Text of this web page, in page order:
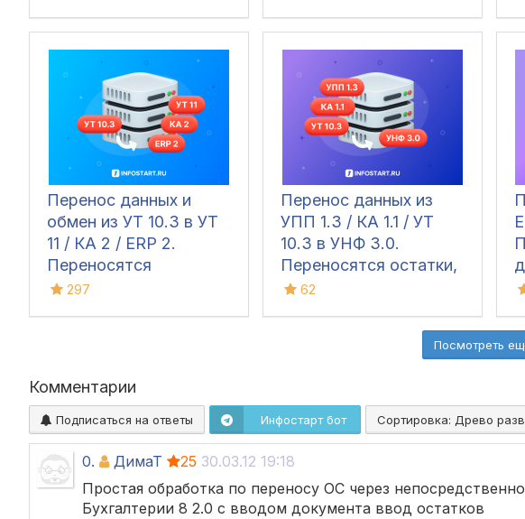
Перенос данных и
обмен из УТ 10.3 в УТ
11 / КА 2 / ERP 2.
Переносятся
документы,
297
Перенос данных из
УПП 1.3 / КА 1.1 / УТ
10.3 в УНФ 3.0.
Переносятся остатки,
документы и
62
Посмотреть
Комментарии
Подписаться на ответы Инфостарт бот Сортировка: Древо
0. ДимаТ 25 30.03.12 19:18
Простая обработка по переносу ОС через
Бухгалтерии 8 2.0 с вводом документа ввод остатков